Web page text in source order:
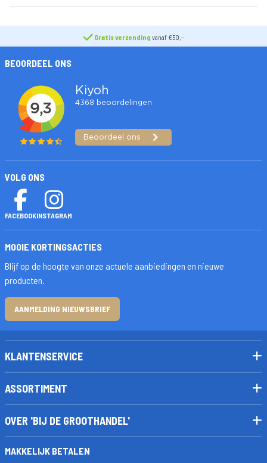
Gratis verzending vanaf €50,-
BEOORDEEL ONS
VOLG ONS
FACEBOOKINSTAGRAM
MOOIE KORTINGSACTIES
Blijf op de hoogte van onze actuele aanbiedingen en nieuwe
producten.
AANMELDING NIEUWSBRIEF
KLANTENSERVICE
ASSORTIMENT
OVER 'BIJ DE GROOTHANDEL'
MAKKELIJK BETALEN